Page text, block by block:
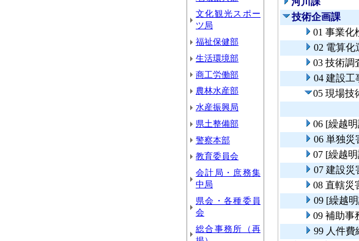
文化観光スポー
ツ局
福祉保健部
生活環境部
商工労働部
農林水産部
水産振興局
県土整備部
警察本部
教育委員会
会計局・庶務集
中局
県会・各種委員
会
総合事務所（再
技術企画課
01 事業化
02 電算化
03 技術調
04 建設工
05 現場技
06 [繰越
06 単独災
07 [繰越
07 建設災
08 直轄災
09 [繰越
09 補助事
99 人件費